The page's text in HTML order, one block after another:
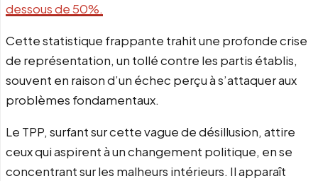
dessous de 50%.
Cette statistique frappante trahit une profonde crise
de représentation, un tollé contre les partis établis,
souvent en raison d’un échec perçu à s’attaquer aux
problèmes fondamentaux.
Le TPP, surfant sur cette vague de désillusion, attire
ceux qui aspirent à un changement politique, en se
concentrant sur les malheurs intérieurs. Il apparaît